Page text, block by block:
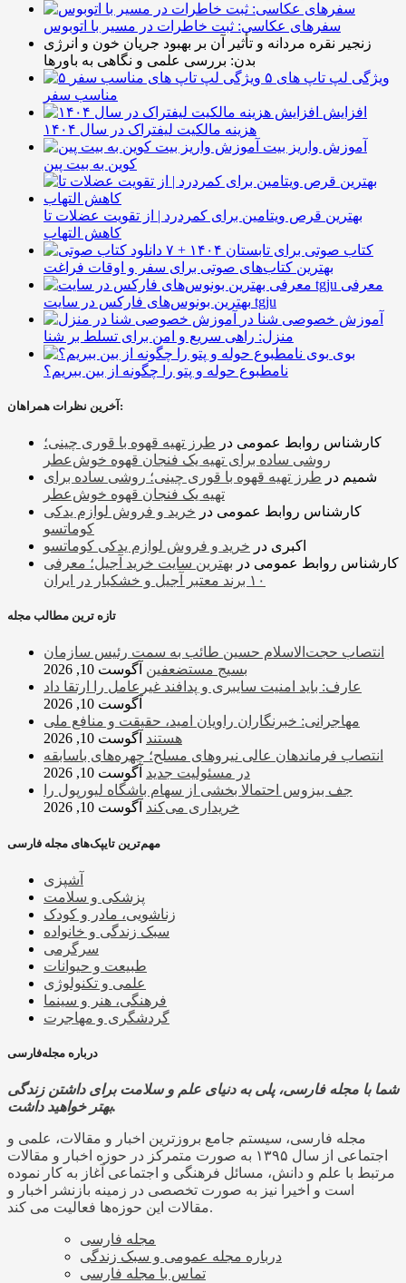
سفرهای عکاسی: ثبت خاطرات در مسیر با اتوبوس
زنجیر نقره مردانه و تأثیر آن بر بهبود جریان خون و انرژی
بدن: بررسی علمی و نگاهی به باورها
۵ ویژگی لپ تاپ های
مناسب سفر
افزایش
هزینه مالکیت لیفتراک در سال ۱۴۰۴
آموزش واریز بیت
کوین به بیت پین
بهترین قرص ویتامین برای کمردرد | از تقویت عضلات تا
کاهش التهاب
۷ کتاب صوتی برای تابستان ۱۴۰۴ +
بهترین کتاب‌های صوتی برای سفر و اوقات فراغت
معرفی
بهترین بونوس‌های فارکس در سایت tgju
آموزش خصوصی شنا در
منزل: راهی سریع و امن برای تسلط بر شنا
بوی
نامطبوع حوله و پتو را چگونه از بین ببریم؟
آخرین نظرات همراهان:
کارشناس روابط عمومی در طرز تهیه قهوه با قوری چینی؛
روشی ساده برای تهیه یک فنجان قهوه خوش‌عطر
شمیم در طرز تهیه قهوه با قوری چینی؛ روشی ساده برای
تهیه یک فنجان قهوه خوش‌عطر
کارشناس روابط عمومی در خرید و فروش لوازم یدکی
کوماتسو
اکبری در خرید و فروش لوازم یدکی کوماتسو
کارشناس روابط عمومی در بهترین سایت خرید آجیل؛ معرفی
۱۰ برند معتبر آجیل و خشکبار در ایران
تازه ترین مطالب مجله
انتصاب حجت‌الاسلام ‌حسین طائب به سمت رئیس سازمان
بسیج مستضعفین آگوست 10, 2026
عارف: باید امنیت سایبری و پدافند غیرعامل را ارتقا داد
آگوست 10, 2026
مهاجرانی: خبرنگاران راویان امید، حقیقت و منافع ملی
هستند آگوست 10, 2026
انتصاب فرماندهان عالی‌ نیروهای مسلح؛ چهره‌های باسابقه
در مسئولیت‌ جدید آگوست 10, 2026
جف بیزوس احتمالا بخشی از سهام باشگاه لیورپول را
خریداری می‌کند آگوست 10, 2026
مهم‌ترین تایپک‌های مجله فارسی
آشپزی
پزشکی و سلامت
زناشویی، مادر و کودک
سبک زندگی و خانواده
سرگرمی
طبیعت و حیوانات
علمی و تکنولوژی
فرهنگی، هنر و سینما
گردشگری و مهاجرت
درباره مجله‌فارسی
شما با مجله فارسی، پلی به دنیای علم و سلامت برای داشتن زندگی
بهتر خواهید داشت.
مجله فارسی، سیستم جامع بروزترین اخبار و مقالات، علمی و
اجتماعی از سال ۱۳۹۵ به صورت متمرکز در حوزه اخبار و مقالات
مرتبط با علم و دانش، مسائل فرهنگی و اجتماعی آغاز به کار نموده
است و اخیرا نیز به صورت تخصصی در زمینه بازنشر اخبار و
مقالات این حوزه‌ها فعالیت می کند.
مجله فارسی
درباره مجله عمومی و سبک زندگی
تماس با مجله فارسی